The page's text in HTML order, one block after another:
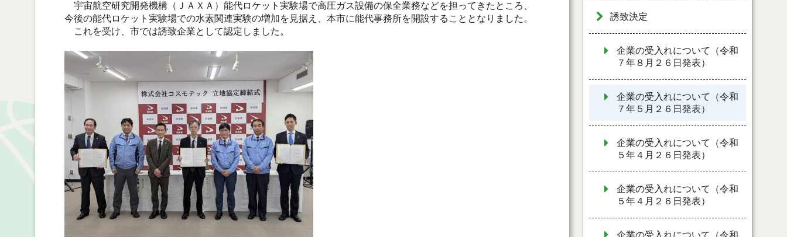
宇宙航空研究開発機構（ＪＡＸＡ）能代ロケット実験場で高圧ガス設備の保全業務などを担ってきたところ、
今後の能代ロケット実験場での水素関連実験の増加を見据え、本市に能代事務所を開設することとなりました。
これを受け、市では誘致企業として認定しました。
誘致決定
企業の受入れについて（令和
７年８月２６日発表）
企業の受入れについて（令和
７年５月２６日発表）
企業の受入れについて（令和
５年４月２６日発表）
企業の受入れについて（令和
５年４月２６日発表）
企業の受入れについて（令和